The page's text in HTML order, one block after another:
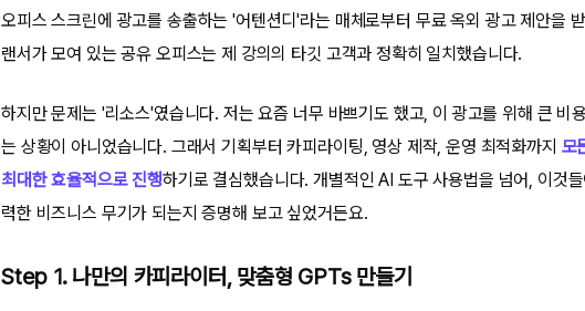
오피스 스크린에 광고를 송출하는 '어텐션디'라는 매체로부터 무료 옥외 광고 제안을
랜서가 모여 있는 공유 오피스는 제 강의의 타깃 고객과 정확히 일치했습니다.
하지만 문제는 '리소스'였습니다. 저는 요즘 너무 바쁘기도 했고, 이 광고를 위해 큰 비
는 상황이 아니었습니다. 그래서 기획부터 카피라이팅, 영상 제작, 운영 최적화까지 모
최대한 효율적으로 진행하기로 결심했습니다. 개별적인 AI 도구 사용법을 넘어, 이것
력한 비즈니스 무기가 되는지 증명해 보고 싶었거든요.
Step 1. 나만의 카피라이터, 맞춤형 GPTs 만들기